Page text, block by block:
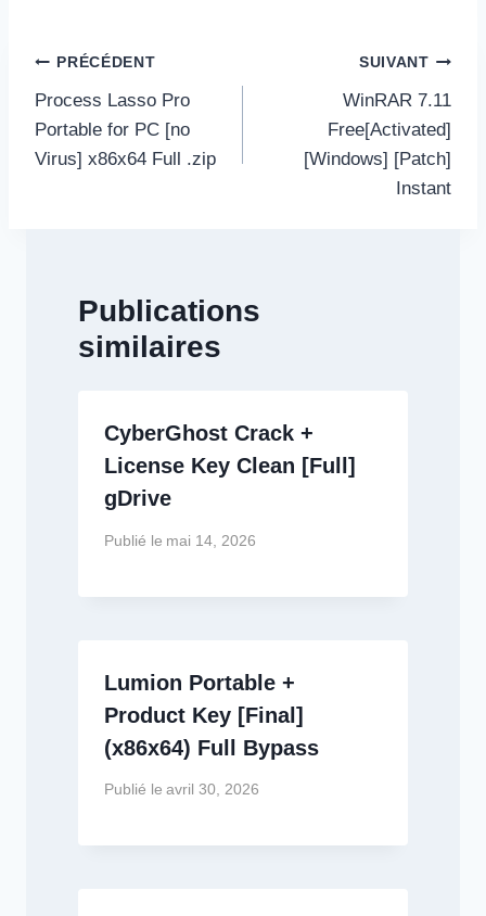
Navigation
de
l’article
PRÉCÉDENT
Process Lasso Pro
Portable for PC [no
Virus] x86x64 Full .zip
SUIVANT
WinRAR 7.11
Free[Activated]
[Windows] [Patch]
Instant
Publications
similaires
CyberGhost Crack +
License Key Clean [Full]
gDrive
Publié le mai 14, 2026
Lumion Portable +
Product Key [Final]
(x86x64) Full Bypass
Publié le avril 30, 2026